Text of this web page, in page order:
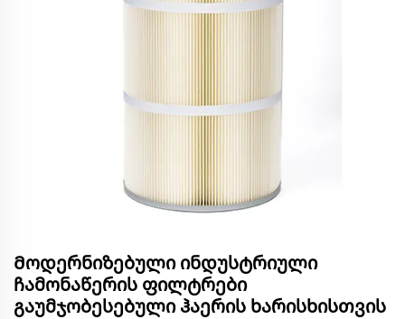
Მოდერნიზებული ინდუსტრიული
ჩამონაწერის ფილტრები
გაუმჯობესებული ჰაერის ხარისხისთვის